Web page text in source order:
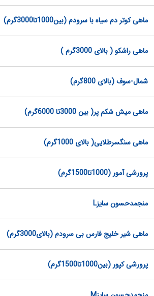
ماهی کوتر دم سیاه با سرودم (بین1000تا3000گرم)
ماهی راشکو ( بالای 3000گرم )
شمال-سوف (بالای 800گرم)
ماهی میش شکم پر( بین 3000تا 6000گرم)
ماهی سنگسرطلایی( بالای 1000گرم)
پرورشی آمور (1000تا1500گرم)
منجمدحسون سایزL
ماهی شیر خلیج فارس بی سرودم (بالای3000گرم)
پرورشی کپور (بین1000تا1500گرم)